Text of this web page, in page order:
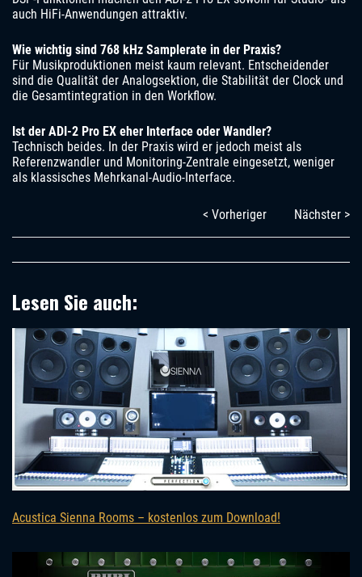
auch HiFi-Anwendungen attraktiv.
Wie wichtig sind 768 kHz Samplerate in der Praxis?
Für Musikproduktionen meist kaum relevant. Entscheidender
sind die Qualität der Analogsektion, die Stabilität der Clock und
die Gesamtintegration in den Workflow.
Ist der ADI-2 Pro EX eher Interface oder Wandler?
Technisch beides. In der Praxis wird er jedoch meist als
Referenzwandler und Monitoring-Zentrale eingesetzt, weniger
als klassisches Mehrkanal-Audio-Interface.
< Vorheriger Nächster >
Lesen Sie auch:
Acustica Sienna Rooms – kostenlos zum Download!